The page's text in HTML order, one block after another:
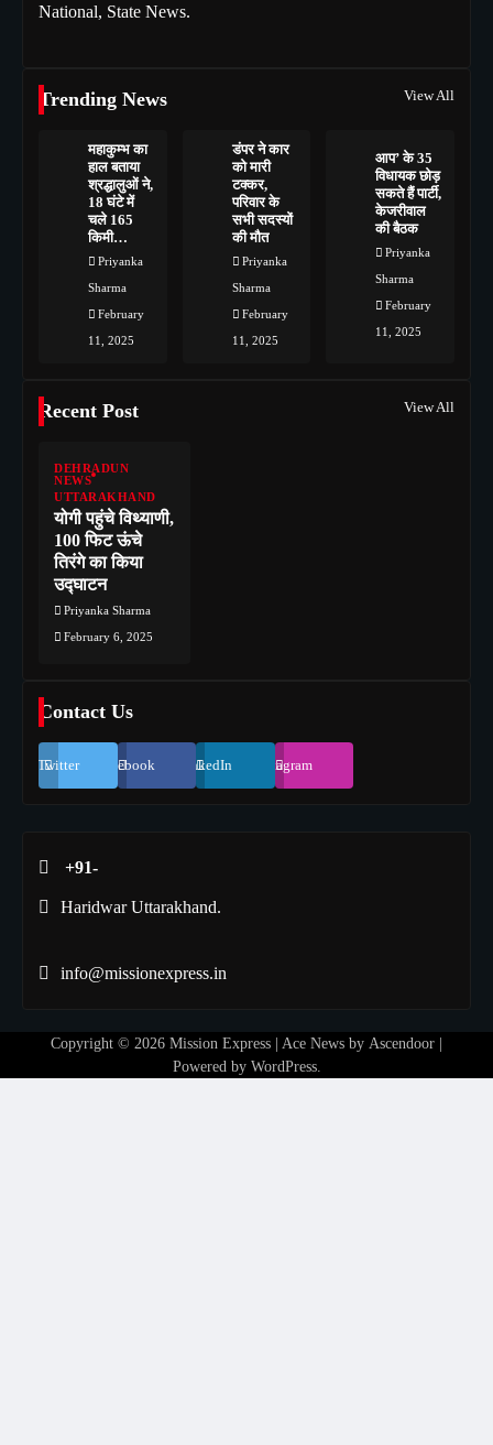
National, State News.
Trending News View All
महाकुम्भ का
हाल बताया
श्रद्धालुओं ने,
18 घंटे में
चले 165
किमी…
Priyanka
Sharma
February
11, 2025
डंपर ने कार
को मारी
टक्कर,
परिवार के
सभी सदस्यों
की मौत
Priyanka
Sharma
February
11, 2025
आप’ के 35
विधायक छोड़
सकते हैं पार्टी,
केजरीवाल
की बैठक
Priyanka
Sharma
February
11, 2025
Recent Post View All
DEHRADUN
NEWS
UTTARAKHAND
योगी पहुंचे विथ्याणी,
100 फिट ऊंचे
तिरंगे का किया
उद्घाटन
Priyanka Sharma
February 6, 2025
Contact Us
Twitter Facebook LinkedIn Instagram
+91-
Haridwar Uttarakhand.
info@missionexpress.in
Copyright © 2026 Mission Express | Ace News by Ascendoor |
Powered by WordPress.